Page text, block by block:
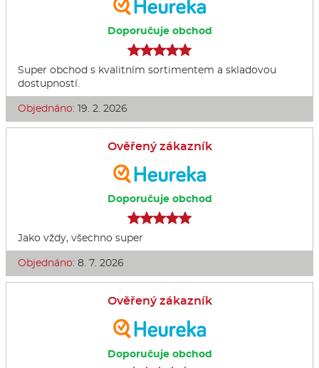
Doporučuje obchod
Super obchod s kvalitním sortimentem a skladovou
dostupností.
Objednáno: 19. 2. 2026
Ověřený zákazník
Doporučuje obchod
Jako vždy, všechno super
Objednáno: 8. 7. 2026
Ověřený zákazník
Doporučuje obchod